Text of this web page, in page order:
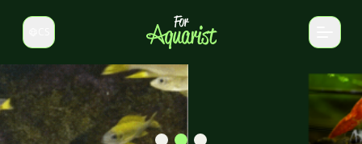
Select language